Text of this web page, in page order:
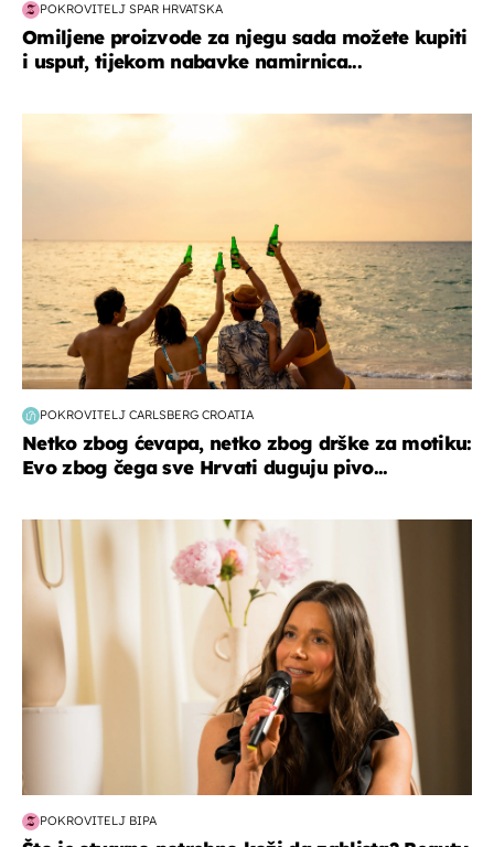
POKROVITELJ SPAR HRVATSKA
Omiljene proizvode za njegu sada možete kupiti
i usput, tijekom nabavke namirnica...
POKROVITELJ CARLSBERG CROATIA
Netko zbog ćevapa, netko zbog drške za motiku:
Evo zbog čega sve Hrvati duguju pivo...
moda & ljepota
POKROVITELJ BIPA